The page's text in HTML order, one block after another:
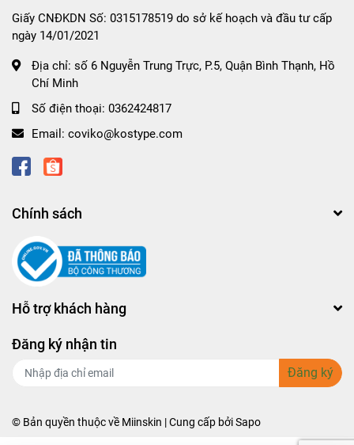
Giấy CNĐKDN Số: 0315178519 do sở kế hoạch và đầu tư cấp
ngày 14/01/2021
Địa chỉ: số 6 Nguyễn Trung Trực, P.5, Quận Bình Thạnh, Hồ
Chí Minh
Số điện thoại: 0362424817
Email: coviko@kostype.com
Chính sách
Hỗ trợ khách hàng
Đăng ký nhận tin
Đăng ký
© Bản quyền thuộc về Miinskin | Cung cấp bởiSapo